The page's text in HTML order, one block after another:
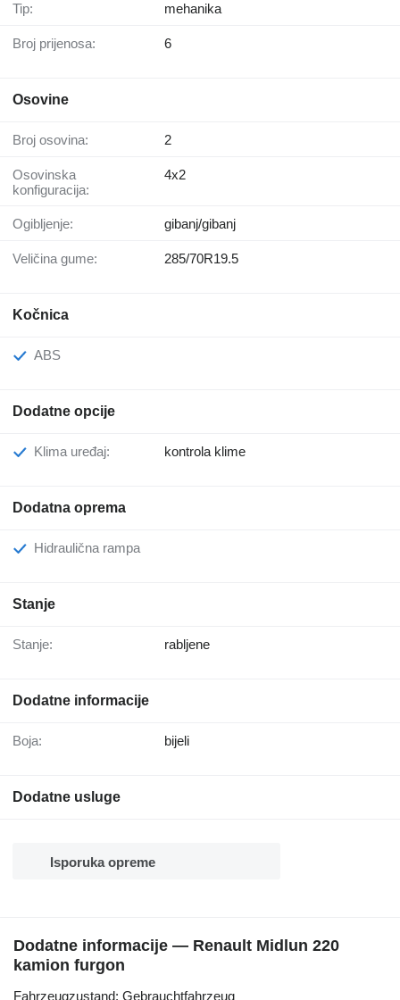
Tip: mehanika
Broj prijenosa: 6
Osovine
Broj osovina: 2
Osovinska
konfiguracija:
4x2
Ogibljenje: gibanj/gibanj
Veličina gume: 285/70R19.5
Kočnica
ABS
Dodatne opcije
Klima uređaj: kontrola klime
Dodatna oprema
Hidraulična rampa
Stanje
Stanje: rabljene
Dodatne informacije
Boja: bijeli
Dodatne usluge
Isporuka opreme
Dodatne informacije — Renault Midlun 220
kamion furgon
Fahrzeugzustand: Gebrauchtfahrzeug